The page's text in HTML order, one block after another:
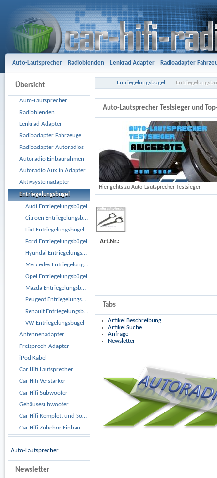
Auto-Lautsprecher Radioblenden Lenkrad Adapter Radioadapter
Aktivsystemadapter Entriegelungsbügel Antennenadapter Freisprech-
Car Hifi Komplett und Sonderangebote Car Hifi
Übersicht
Auto-Lautsprecher
Radioblenden
Lenkrad Adapter
Radioadapter Fahrzeuge
Radioadapter Autoradios
Autoradio Einbaurahmen
Autoradio Aux in Adapter
Aktivsystemadapter
Entriegelungsbügel
Audi Entriegelungsbügel
Citroen Entriegelungsbügel
Fiat Entriegelungsbügel
Ford Entriegelungsbügel
Hyundai Entriegelungsbügel
Mercedes Entriegelungsbügel
Opel Entriegelungsbügel
Mazda Entriegelungsbügel
Peugeot Entriegelungsbügel
Renault Entriegelungsbügel
VW Entriegelungsbügel
Antennenadapter
Freisprech-Adapter
iPod Kabel
Car Hifi Lautsprecher
Car Hifi Verstärker
Car Hifi Subwoofer
Gehäusesubwoofer
Car Hifi Komplett und Sonderangebote
Car Hifi Zubehör Einbaumaterial
Auto-Lautsprecher
Newsletter
Entriegelungsbügel
Auto-Lautsprecher Testsieger und
Hier gehts zu Auto-Lautsprecher Testsieger
Art.Nr.:
Tabs
Artikel Beschreibung
Artikel Suche
Anfrage
Newsletter